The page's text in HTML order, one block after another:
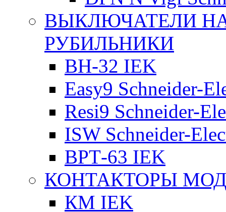
ВЫКЛЮЧАТЕЛИ
РУБИЛЬНИКИ
ВН-32 IEK
Easy9 Schneider-
Resi9 Schneider-
ISW Schneider-
ВРТ-63 IEK
КОНТАКТОРЫ
КМ IEK